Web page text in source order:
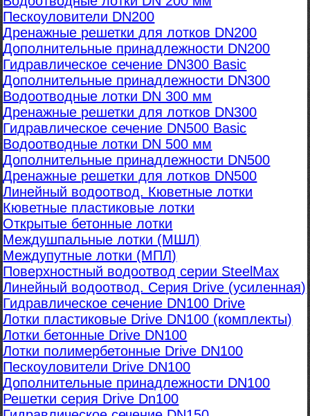
Пескоуловители DN200
Дренажные решетки для лотков DN200
Дополнительные принадлежности DN200
Гидравлическое сечение DN300 Basic
Дополнительные принадлежности DN300
Водоотводные лотки DN 300 мм
Дренажные решетки для лотков DN300
Гидравлическое сечение DN500 Basic
Водоотводные лотки DN 500 мм
Дополнительные принадлежности DN500
Дренажные решетки для лотков DN500
Линейный водоотвод. Кюветные лотки
Кюветные пластиковые лотки
Открытые бетонные лотки
Междушпальные лотки (МШЛ)
Междупутные лотки (МПЛ)
Поверхностный водоотвод серии SteelMax
Линейный водоотвод. Серия Drive (усиленная)
Гидравлическое сечение DN100 Drive
Лотки пластиковые Drive DN100 (комплекты)
Лотки бетонные Drive DN100
Лотки полимербетонные Drive DN100
Пескоуловители Drive DN100
Дополнительные принадлежности DN100
Решетки серия Drive Dn100